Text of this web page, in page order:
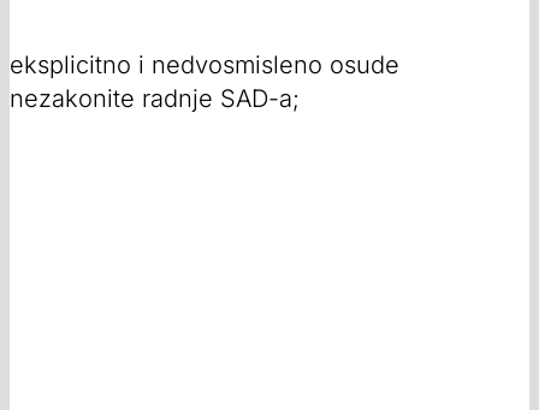
eksplicitno i nedvosmisleno osude
nezakonite radnje SAD-a;